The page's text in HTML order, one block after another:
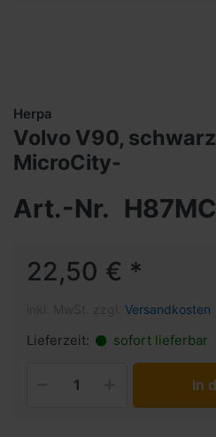
Herpa
Volvo V90,
MicroCity-
Art.-Nr.
22,50 € *
Versandkosten
Lieferzeit: sofort lieferbar
In